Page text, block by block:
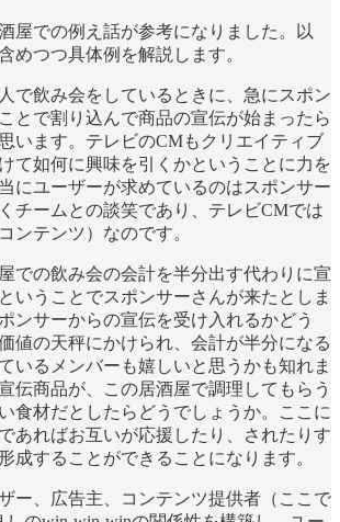
屋での例え話が参考になりました。以
めつつ具体例を解説します。
で飲み会をしているときに、急にスポン
とで割り込んで商品の宣伝が始まったら
います。テレビのCMもクリエイティブ
て如何に興味を引くかということに力を
にユーザーが求めているのはスポンサー
チームとの談笑であり、テレビCMでは
ンテンツ）なのです。
での飲み会の会計を半分出す代わりに宣
いうことでスポンサーさんが来たとしま
ンサーからの宣伝を受け入れるかどう
値の天秤にかけられ、会計が半分になる
いるメンバーも嬉しいと思うかも知れま
伝商品が、この居酒屋で調理してもらう
食材だとしたらどうでしょうか。ここに
あればお互いが応援したり、されたりす
成することができることになります。
ー、広告主、コンテンツ提供者（ここで